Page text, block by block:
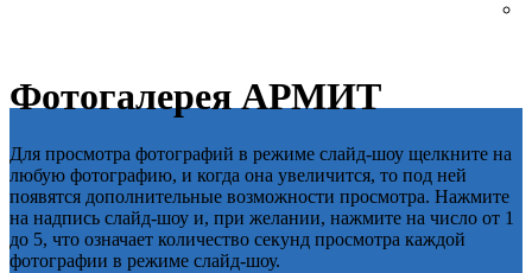
Фотогалерея АРМИТ
Для просмотра фотографий в режиме слайд-шоу щелкните на
любую фотографию, и когда она увеличится, то под ней
появятся дополнительные возможности просмотра. Нажмите
на надпись слайд-шоу и, при желании, нажмите на число от 1
до 5, что означает количество секунд просмотра каждой
фотографии в режиме слайд-шоу.